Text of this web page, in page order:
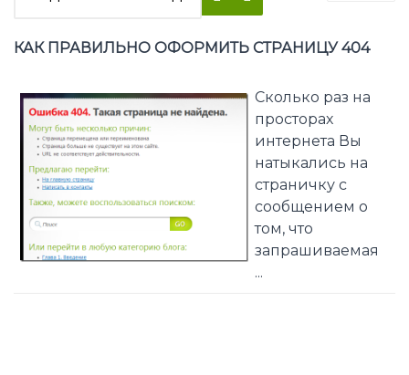
КАК ПРАВИЛЬНО ОФОРМИТЬ СТРАНИЦУ 404
Сколько раз на
просторах
интернета Вы
натыкались на
страничку с
сообщением о
том, что
запрашиваемая
...